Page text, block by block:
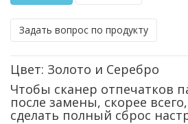
Задать вопрос по продукту
Цвет: Золото и Серебро
Чтобы сканер отпечатков
после замены, скорее
сделать полный сброс